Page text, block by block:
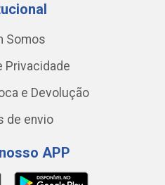
Somos
Privacidade
e Devolução
de envio
APP